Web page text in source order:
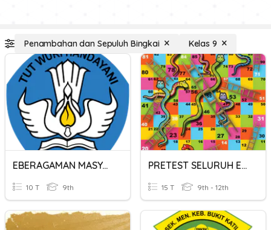
Penambahan dan Sepuluh Bingkai Kelas 9
EBERAGAMAN MASYARAKAT INDONESIA DALAM BINGKAI BINEKA TUNGGAL IKA
10 T 9th
PRETEST SELURUH ELEMEN
15 T 9th - 12th